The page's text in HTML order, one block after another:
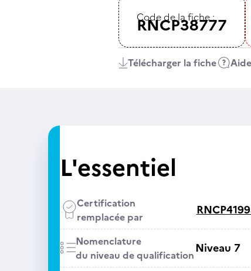
Code de la fiche :
RNCP38777
Télécharger la fiche
L'essentiel
Certification
remplacée par
Nomenclature
du niveau de qualificationNiveau 7